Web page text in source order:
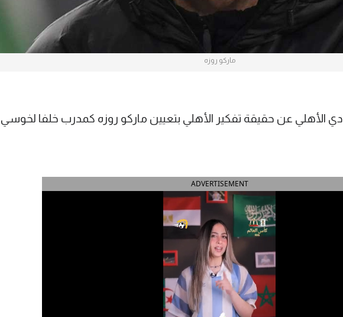
ماركو روزه
عن حقيقة تفكير الأهلي بتعيين ماركو روزه كمدرب خلفا لخوسي
ADVERTISEMENT